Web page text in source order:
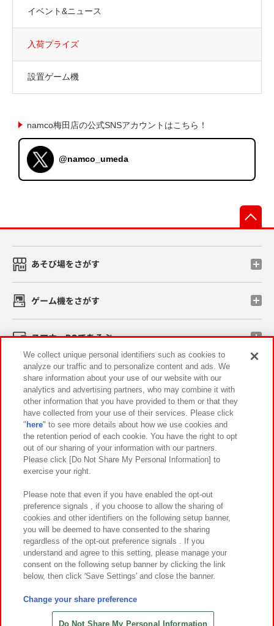
イベント&ニュース
入荷プライズ
設置ゲーム機
namco梅田店の公式SNSアカウントはこちら！
@namco_umeda
あそび場をさがす
ゲーム機をさがす
スマホ・PCであそぶ
イベント・キャンペーン
関連会社 サステナビリティ サイトポリシー
プライバシーポリシー ウェブアクセシビリティ方針と検証結果
お取引先さまとともに
カスタマーハラスメント対応方針 よくあるご質問・お問い合わせ
©Bandai Namco Amusement Inc.
©Bandai Namco Amusement Lab Inc.
©HANAYASHIKI Co., Ltd. All Rights Reserved.
We collect unique personal identifiers such as cookies to
analyze our traffic and to personalize content and ads. We
share information about your use of our website with our
analytics and advertising partners, who may combine it with
other information that you have provided to them or that they
have collected from your use of their services. Please click
" here" to see more details about how we use cookies and
the retention period of each cookie. You have the right to opt
out of our sharing of your information with our partners.
Please click [Do Not Share My Personal Information] to
exercise your right.
Please note that even if you have enabled the opt-out
preference signals , if you choose to allow the sharing of
cookies and other identifiers on the following setup banner,
you will be deemed to have consented to the sharing
regardless of the opt-out preference signals . If you
understand and agree to this setting, please manage your
consent on the following setup banner by clicking the link
below, then click 'Save Settings' and close the banner.
Change your share preference
Do Not Share My Personal Information